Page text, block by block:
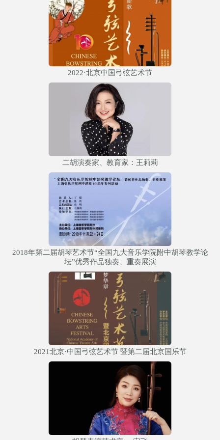
2022·北京中国弓弦艺术节
二胡演奏家、教育家：王莉莉
2018年第二届胡琴艺术节“全国九大音乐学院附中胡琴教学论
坛”优秀作品独奏、重奏展演
2021北京·中国弓弦艺术节 暨第二届北京国乐节